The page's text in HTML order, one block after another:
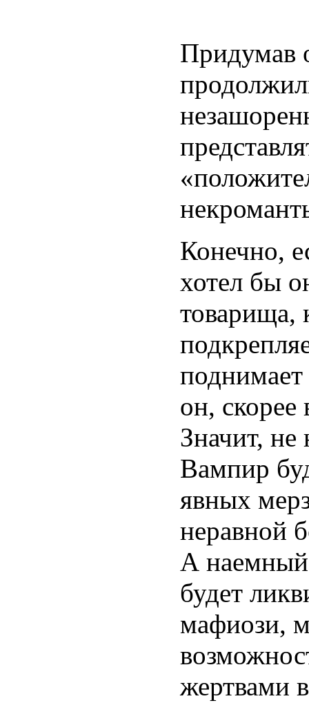
Придумав
Конечно,
хотел бы
товарища,
он, скорее
Значит, не
Вампир
явных
неравной
А
будет
мафиози,
жертвами